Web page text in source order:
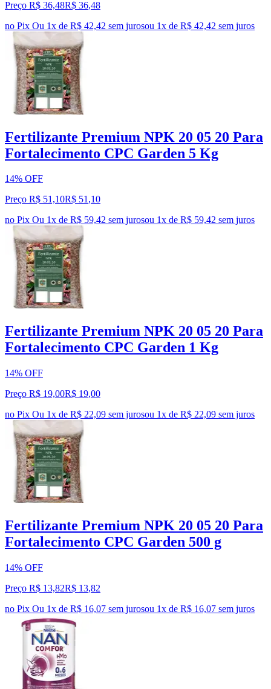
Preço R$ 36,48R$ 36,48
no Pix Ou 1x de R$ 42,42 sem jurosou 1x de R$ 42,42 sem juros
Fertilizante Premium NPK 20 05 20 Para
Fortalecimento CPC Garden 5 Kg
14% OFF
Preço R$ 51,10R$ 51,10
no Pix Ou 1x de R$ 59,42 sem jurosou 1x de R$ 59,42 sem juros
Fertilizante Premium NPK 20 05 20 Para
Fortalecimento CPC Garden 1 Kg
14% OFF
Preço R$ 19,00R$ 19,00
no Pix Ou 1x de R$ 22,09 sem jurosou 1x de R$ 22,09 sem juros
Fertilizante Premium NPK 20 05 20 Para
Fortalecimento CPC Garden 500 g
14% OFF
Preço R$ 13,82R$ 13,82
no Pix Ou 1x de R$ 16,07 sem jurosou 1x de R$ 16,07 sem juros